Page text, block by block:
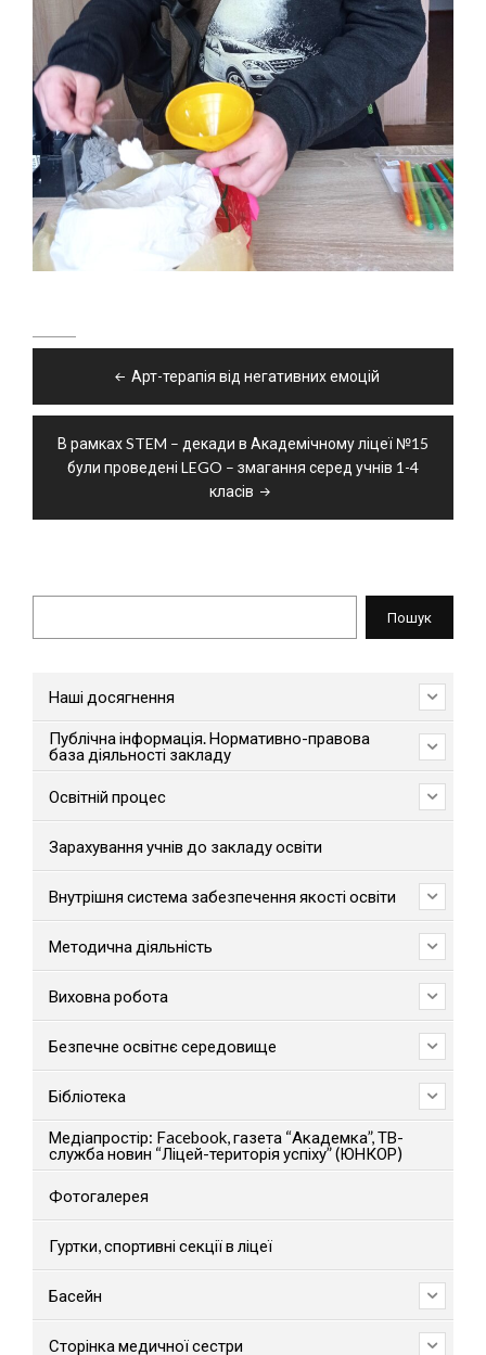
записів Арт-терапія від негативних емоцій
В рамках STEM – декади в Академічному ліцеї №15
були проведені LEGO – змагання серед учнів 1-4
класів
Пошук
Наші досягнення
Публічна інформація. Нормативно-правова
база діяльності закладу
Освітній процес
Зарахування учнів до закладу освіти
Внутрішня система забезпечення якості освіти
Методична діяльність
Виховна робота
Безпечне освітнє середовище
Бібліотека
Медіапростір: Facebook, газета “Академка”, ТВ-
служба новин “Ліцей-територія успіху” (ЮНКОР)
Фотогалерея
Гуртки, спортивні секції в ліцеї
Басейн
Сторінка медичної сестри